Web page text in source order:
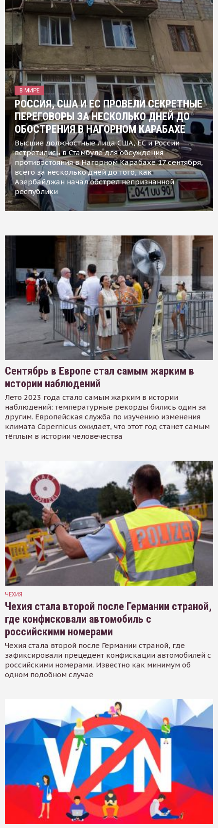
В МИРЕ
РОССИЯ, США И ЕС ПРОВЕЛИ СЕКРЕТНЫЕ
ПЕРЕГОВОРЫ ЗА НЕСКОЛЬКО ДНЕЙ ДО
ОБОСТРЕНИЯ В НАГОРНОМ КАРАБАХЕ
Высшие должностные лица США, ЕС и России
встретились в Стамбуле для обсуждения
противостояния в Нагорном Карабахе 17 сентября,
всего за несколько дней до того, как
Азербайджан начал обстрел непризнанной
республики
Сентябрь в Европе стал самым жарким в
истории наблюдений
Лето 2023 года стало самым жарким в истории
наблюдений: температурные рекорды бились один за
другим. Европейская служба по изучению изменения
климата Copernicus ожидает, что этот год станет самым
тёплым в истории человечества
ЧЕХИЯ
Чехия стала второй после Германии страной,
где конфисковали автомобиль с
российскими номерами
Чехия стала второй после Германии страной, где
зафиксировали прецедент конфискации автомобилей с
российскими номерами. Известно как минимум об
одном подобном случае